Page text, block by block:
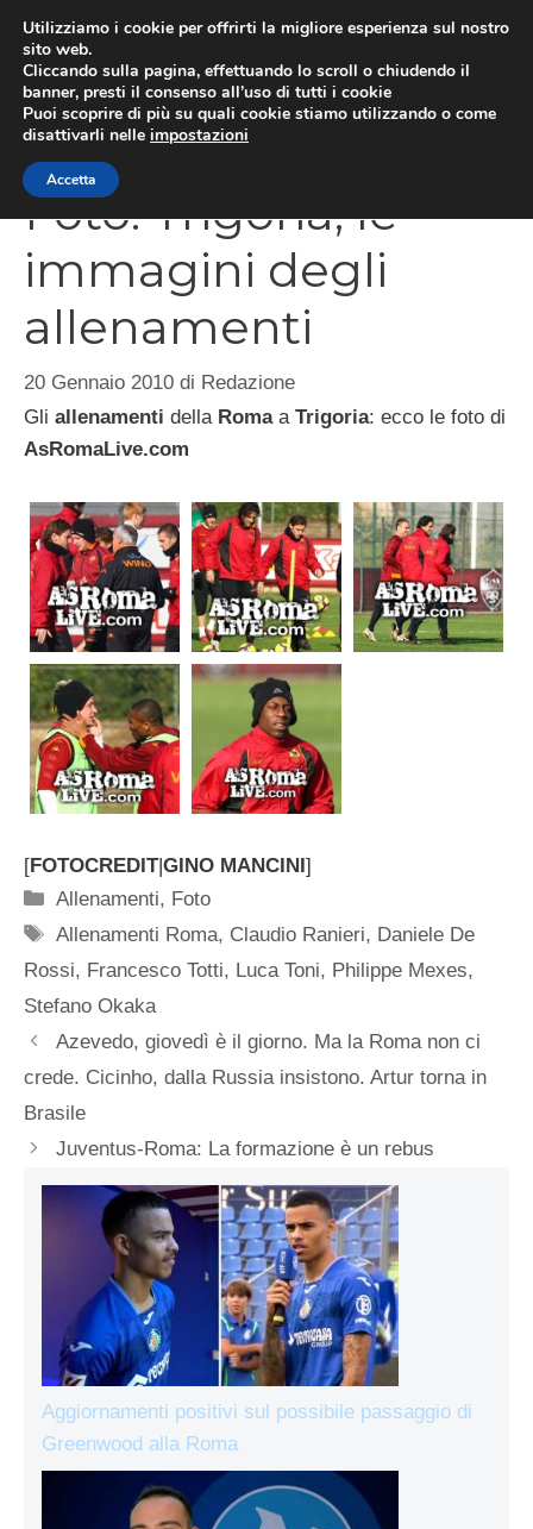
contenuto
Foto: Trigoria, le
immagini degli
allenamenti
20 Gennaio 2010 di Redazione
Gli allenamenti della Romaa Trigoria: ecco le foto di
AsRomaLive.com
[FOTOCREDIT|GINO MANCINI ]
Categorie
Allenamenti, Foto
Tag
Allenamenti Roma, Claudio Ranieri, Daniele De
Rossi, Francesco Totti, Luca Toni, Philippe Mexes,
Stefano Okaka
Azevedo, giovedì è il giorno. Ma la Roma non ci
crede. Cicinho, dalla Russia insistono. Artur torna in
Brasile
Juventus-Roma: La formazione è un rebus
Aggiornamenti positivi sul possibile passaggio di
Greenwood alla Roma
Utilizziamo i cookie per offrirti la migliore esperienza sul nostro
sito web.
Cliccando sulla pagina, effettuando lo scroll o chiudendo il
banner, presti il consenso all’uso di tutti i cookie
Puoi scoprire di più su quali cookie stiamo utilizzando o come
disattivarli nelle impostazioni
Accetta